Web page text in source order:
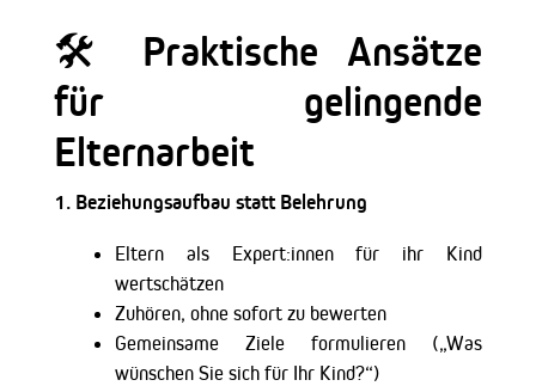
🛠️ Praktische Ansätze
für gelingende
Elternarbeit
1. Beziehungsaufbau statt Belehrung
Eltern als Expert:innen für ihr Kind
wertschätzen
Zuhören, ohne sofort zu bewerten
Gemeinsame Ziele formulieren („Was
wünschen Sie sich für Ihr Kind?“)